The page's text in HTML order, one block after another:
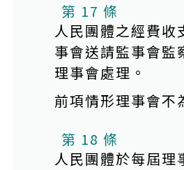
第 17 條
人民團體之經費收
事會送請監事會監
理事會處理。
前項情形理事會不
第 18 條
人民團體於每屆理